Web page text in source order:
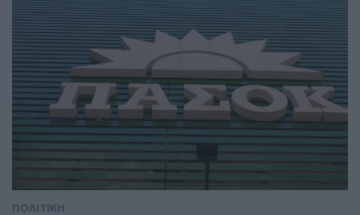
ΠΟΛΙΤΙΚΗ